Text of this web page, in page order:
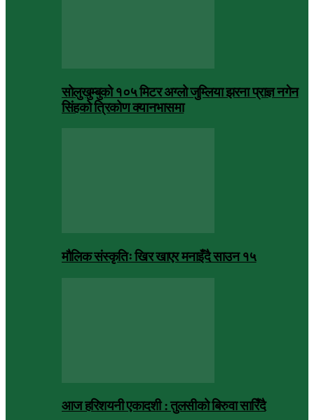
सोलुखुम्बुको १०५ मिटर अग्लो जुम्लिया झरना प्राज्ञ नगेन
सिंहको त्रिकोण क्यानभासमा
मौलिक संस्कृतिः खिर खाएर मनाइँदै साउन १५
आज हरिशयनी एकादशी : तुलसीको बिरुवा सारिँदै